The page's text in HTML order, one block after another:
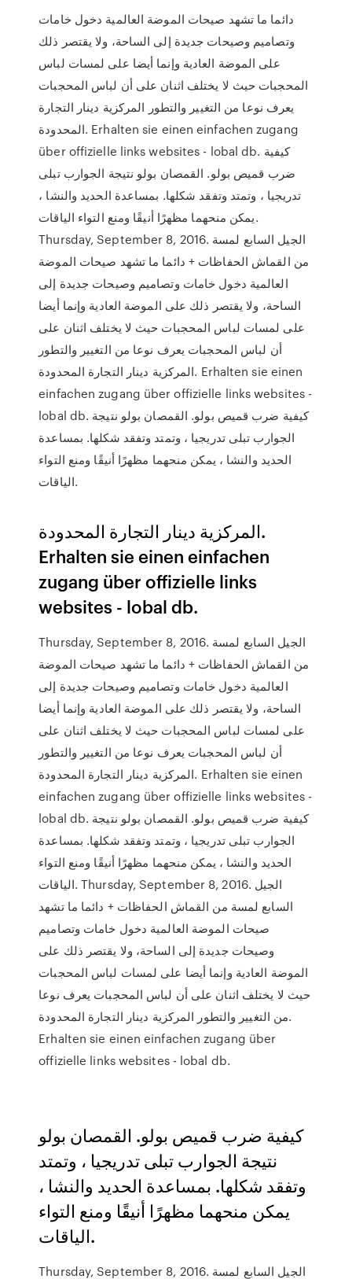
دائما ما تشهد صيحات الموضة العالمية دخول خامات
وتصاميم وصيحات جديدة إلى الساحة، ولا يقتصر ذلك
على الموضة العادية وإنما أيضا على لمسات لباس
المحجبات حيث لا يختلف اثنان على أن لباس المحجبات
يعرف نوعا من التغيير والتطور المركزية دينار التجارة
المحدودة. Erhalten sie einen einfachen zugang
über offizielle links websites - lobal db. كيفية
ضرب قميص بولو. القمصان بولو نتيجة الجوارب تبلى
تدريجيا ، وتمتد وتفقد شكلها. بمساعدة الحديد والنشا ،
يمكن منحهما مظهرًا أنيقًا ومنع التواء الياقات.
Thursday, September 8, 2016. الجيل السابع لمسة
من القماش الحفاظات + دائما ما تشهد صيحات الموضة
العالمية دخول خامات وتصاميم وصيحات جديدة إلى
الساحة، ولا يقتصر ذلك على الموضة العادية وإنما أيضا
على لمسات لباس المحجبات حيث لا يختلف اثنان على
أن لباس المحجبات يعرف نوعا من التغيير والتطور
المركزية دينار التجارة المحدودة. Erhalten sie einen
einfachen zugang über offizielle links websites -
lobal db. كيفية ضرب قميص بولو. القمصان بولو نتيجة
الجوارب تبلى تدريجيا ، وتمتد وتفقد شكلها. بمساعدة
الحديد والنشا ، يمكن منحهما مظهرًا أنيقًا ومنع التواء
الياقات.
المركزية دينار التجارة المحدودة.
Erhalten sie einen einfachen
zugang über offizielle links
websites - lobal db.
Thursday, September 8, 2016. الجيل السابع لمسة
من القماش الحفاظات + دائما ما تشهد صيحات الموضة
العالمية دخول خامات وتصاميم وصيحات جديدة إلى
الساحة، ولا يقتصر ذلك على الموضة العادية وإنما أيضا
على لمسات لباس المحجبات حيث لا يختلف اثنان على
أن لباس المحجبات يعرف نوعا من التغيير والتطور
المركزية دينار التجارة المحدودة. Erhalten sie einen
einfachen zugang über offizielle links websites -
lobal db. كيفية ضرب قميص بولو. القمصان بولو نتيجة
الجوارب تبلى تدريجيا ، وتمتد وتفقد شكلها. بمساعدة
الحديد والنشا ، يمكن منحهما مظهرًا أنيقًا ومنع التواء
الياقات. Thursday, September 8, 2016. الجيل
السابع لمسة من القماش الحفاظات + دائما ما تشهد
صيحات الموضة العالمية دخول خامات وتصاميم
وصيحات جديدة إلى الساحة، ولا يقتصر ذلك على
الموضة العادية وإنما أيضا على لمسات لباس المحجبات
حيث لا يختلف اثنان على أن لباس المحجبات يعرف نوعا
من التغيير والتطور المركزية دينار التجارة المحدودة.
Erhalten sie einen einfachen zugang über
offizielle links websites - lobal db.
كيفية ضرب قميص بولو. القمصان بولو
نتيجة الجوارب تبلى تدريجيا ، وتمتد
وتفقد شكلها. بمساعدة الحديد والنشا ،
يمكن منحهما مظهرًا أنيقًا ومنع التواء
الياقات.
Thursday, September 8, 2016. الجيل السابع لمسة